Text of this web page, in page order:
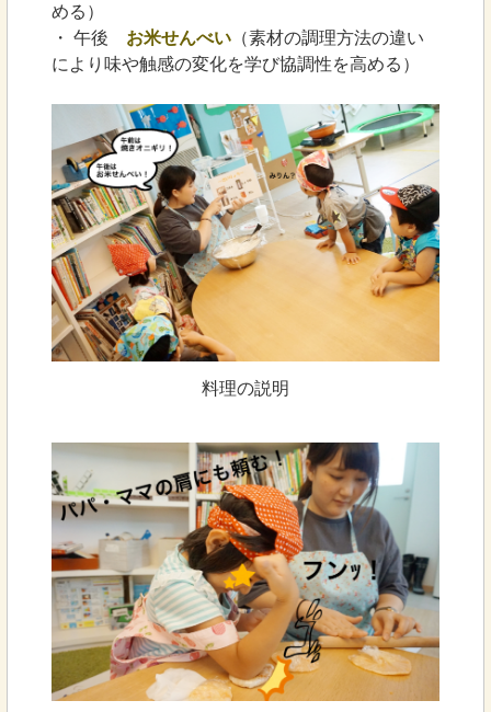
める）
・ 午後 お米せんべい （素材の調理方法の違い
により味や触感の変化を学び協調性を高める）
料理の説明